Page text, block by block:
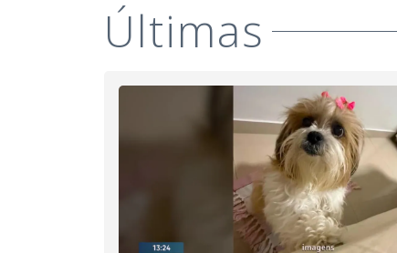
Últimas